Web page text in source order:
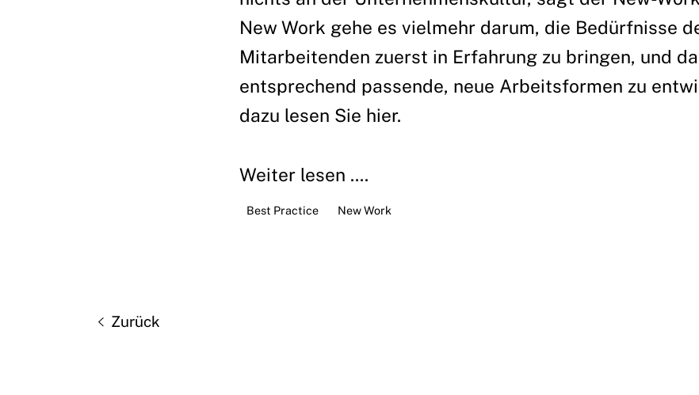
New Work gehe es vielmehr darum, die Bedürfnisse
Mitarbeitenden zuerst in Erfahrung zu bringen, und
entsprechend passende, neue Arbeitsformen zu
dazu lesen Sie hier.
Weiter lesen ....
Best Practice New Work
Zurück